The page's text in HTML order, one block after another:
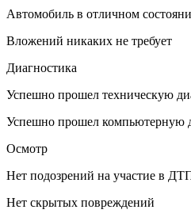
Автомобиль в отличном
Вложений никаких не требует
Диагностика
Успешно прошел техническую
Успешно прошел компьютерную
Осмотр
Нет подозрений на участие в
Нет скрытых повреждений